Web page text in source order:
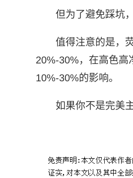
但为了避免踩坑
值得注意的是，
20%-30%，在高色高
10%-30%的影响。
如果你不是完美